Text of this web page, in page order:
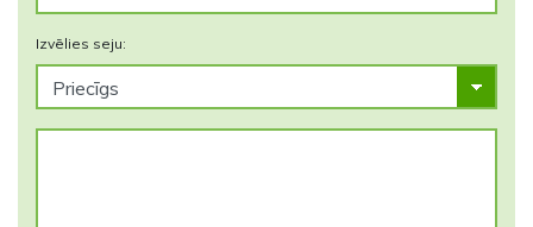
Izvēlies seju: